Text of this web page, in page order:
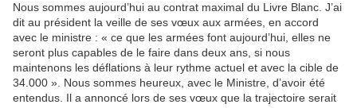
Nous sommes aujourd’hui au contrat maximal du Livre Blanc. J’ai
dit au président la veille de ses vœux aux armées, en accord
avec le ministre : « ce que les armées font aujourd’hui, elles ne
seront plus capables de le faire dans deux ans, si nous
maintenons les déflations à leur rythme actuel et avec la cible de
34.000 ». Nous sommes heureux, avec le Ministre, d’avoir été
entendus. Il a annoncé lors de ses vœux que la trajectoire serait